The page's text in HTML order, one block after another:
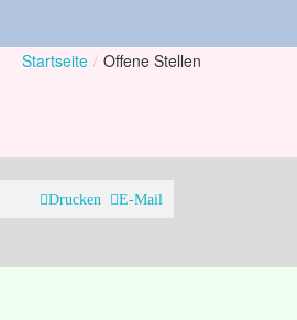
Startseite / Offene Stellen
Drucken E-Mail